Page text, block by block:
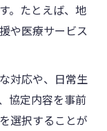
。たとえば、地
や医療サービス
対応や、日常生
協定内容を事前
選択することが